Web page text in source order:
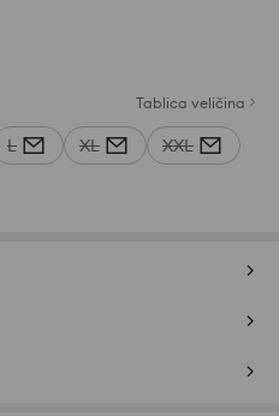
Tablica veličina
L XL
XXL